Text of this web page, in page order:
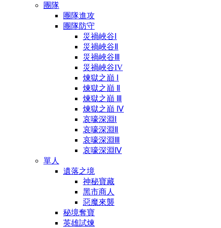
團隊
團隊進攻
團隊防守
災禍峽谷Ⅰ
災禍峽谷Ⅱ
災禍峽谷Ⅲ
災禍峽谷IV
煉獄之巔 Ⅰ
煉獄之巔 Ⅱ
煉獄之巔 Ⅲ
煉獄之巔 Ⅳ
哀嚎深淵Ⅰ
哀嚎深淵Ⅱ
哀嚎深淵Ⅲ
哀嚎深淵Ⅳ
單人
遺落之境
神秘寶藏
黑市商人
惡魔來襲
秘境奪寶
英雄試煉